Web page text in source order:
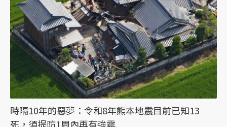
時隔10年的惡夢：令和8年熊本地震目前已知13
死，須提防1周內再有強震